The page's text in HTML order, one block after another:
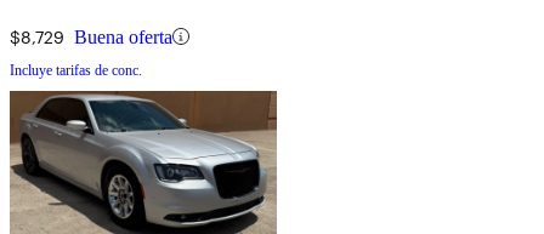
$8,729 Buena oferta
Incluye tarifas de conc.